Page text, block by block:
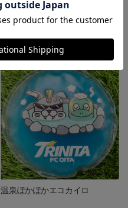
ニータン マルチペンライトケー
ス
1,980円
会員特典
温泉ぽかぽかエコカイロ